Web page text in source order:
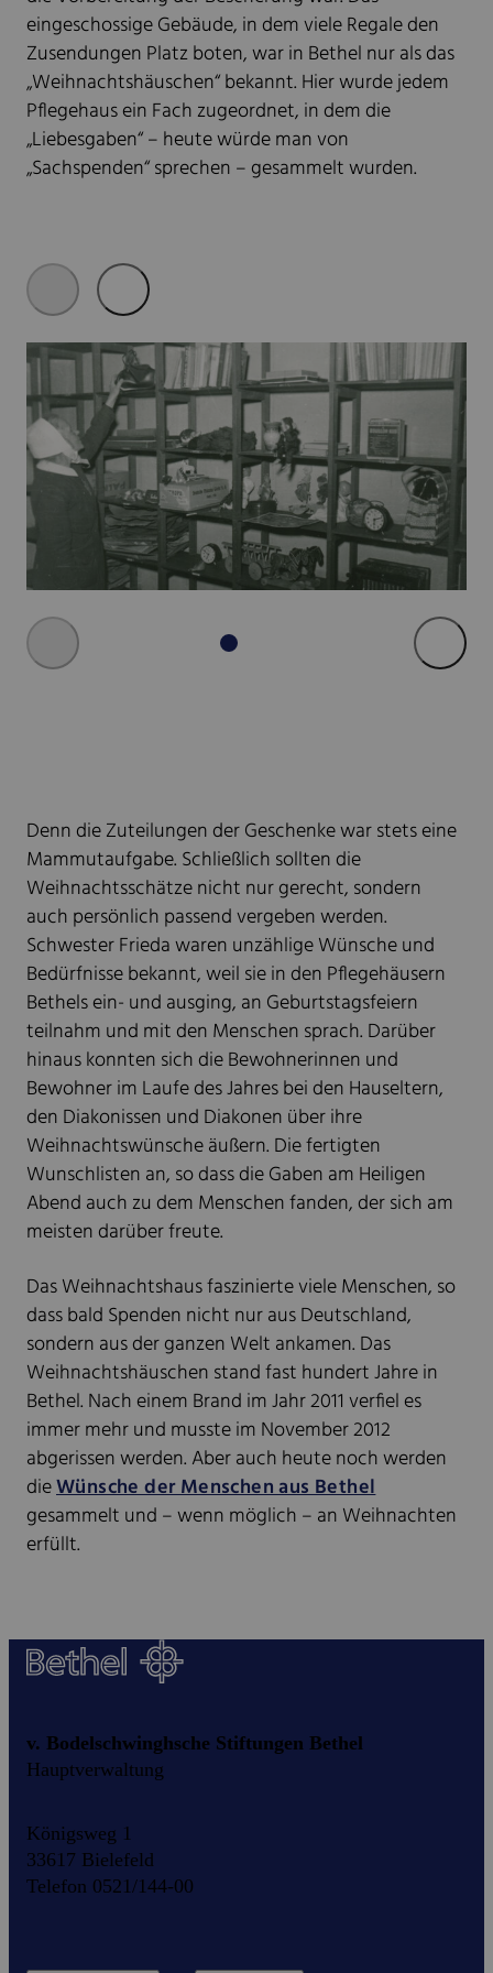
eingeschossige Gebäude, in dem viele Regale den
Zusendungen Platz boten, war in Bethel nur als das
„Weihnachtshäuschen“ bekannt. Hier wurde jedem
Pflegehaus ein Fach zugeordnet, in dem die
„Liebesgaben“ – heute würde man von
„Sachspenden“ sprechen – gesammelt wurden.
Denn die Zuteilungen der Geschenke war stets eine
Mammutaufgabe. Schließlich sollten die
Weihnachtsschätze nicht nur gerecht, sondern
auch persönlich passend vergeben werden.
Schwester Frieda waren unzählige Wünsche und
Bedürfnisse bekannt, weil sie in den Pflegehäusern
Bethels ein- und ausging, an Geburtstagsfeiern
teilnahm und mit den Menschen sprach. Darüber
hinaus konnten sich die Bewohnerinnen und
Bewohner im Laufe des Jahres bei den Hauseltern,
den Diakonissen und Diakonen über ihre
Weihnachtswünsche äußern. Die fertigten
Wunschlisten an, so dass die Gaben am Heiligen
Abend auch zu dem Menschen fanden, der sich am
meisten darüber freute.
Das Weihnachtshaus faszinierte viele Menschen, so
dass bald Spenden nicht nur aus Deutschland,
sondern aus der ganzen Welt ankamen. Das
Weihnachtshäuschen stand fast hundert Jahre in
Bethel. Nach einem Brand im Jahr 2011 verfiel es
immer mehr und musste im November 2012
abgerissen werden. Aber auch heute noch werden
dieWünsche der Menschen aus Bethel
gesammelt und – wenn möglich – an Weihnachten
erfüllt.
v. Bodelschwinghsche Stiftungen Bethel
Hauptverwaltung
Königsweg 1
33617 Bielefeld
Telefon 0521/144-00